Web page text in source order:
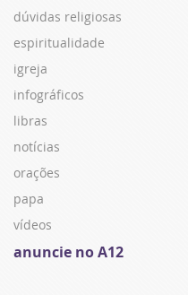
dúvidas religiosas
espiritualidade
igreja
infográficos
libras
notícias
orações
papa
vídeos
anuncie no A12